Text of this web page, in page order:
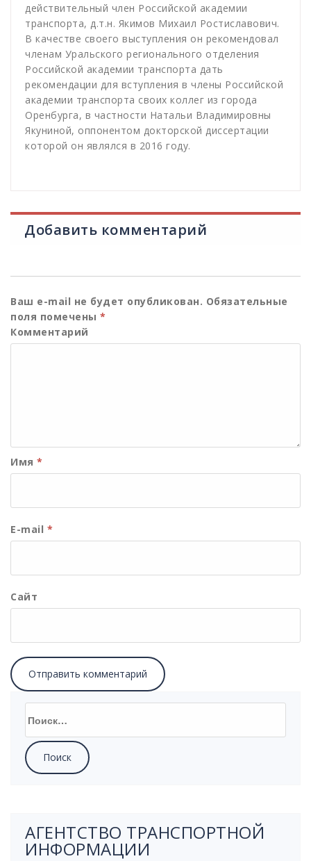
действительный член Российской академии
транспорта, д.т.н. Якимов Михаил Ростиславович.
В качестве своего выступления он рекомендовал
членам Уральского регионального отделения
Российской академии транспорта дать
рекомендации для вступления в члены Российской
академии транспорта своих коллег из города
Оренбурга, в частности Натальи Владимировны
Якуниной, оппонентом докторской диссертации
которой он являлся в 2016 году.
Добавить комментарий
Ваш e-mail не будет опубликован. Обязательные
поля помечены *
Комментарий
Имя *
E-mail *
Сайт
АГЕНТСТВО ТРАНСПОРТНОЙ
ИНФОРМАЦИИ